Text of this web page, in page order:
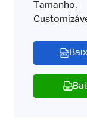
Tamanho: